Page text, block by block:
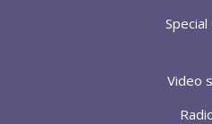
Video